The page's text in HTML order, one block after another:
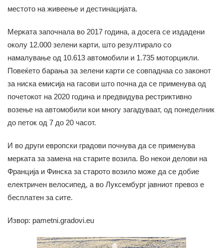
местото на живеење и дестинацијата.
Мерката започнала во 2017 година, а досега се издадени
околу 12.000 зелени карти, што резултирало со
намалување од 10.613 автомобили и 1.735 моторцикли.
Повеќето барања за зелени карти се совпаднаа со законот
за ниска емисија на гасови што почна да се применува од
почетокот на 2020 година и предвидува рестриктивно
возење на автомобили кои многу загадуваат, од понеделник
до петок од 7 до 20 часот.
И во други европски градови почнува да се применува
мерката за замена на старите возила. Во некои делови на
Франција и Финска за старото возило може да се добие
електричен велосипед, а во Луксембург јавниот превоз е
бесплатен за сите.
Извор: pametni.gradovi.eu